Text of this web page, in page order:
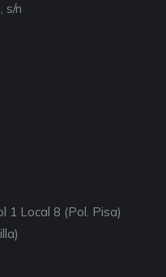
s/n
1 Local 8 (Pol. Pisa)